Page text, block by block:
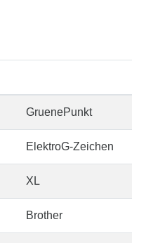
GruenePunkt
ElektroG-Zeichen
XL
Brother